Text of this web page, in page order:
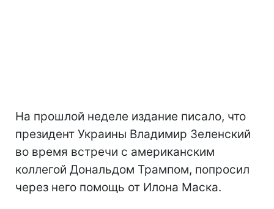
На прошлой неделе издание писало, что
президент Украины Владимир Зеленский
во время встречи с американским
коллегой Дональдом Трампом, попросил
через него помощь от Илона Маска.